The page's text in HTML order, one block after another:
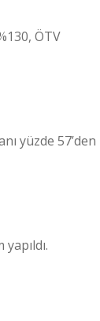
ÖTV
yüzde 57’den